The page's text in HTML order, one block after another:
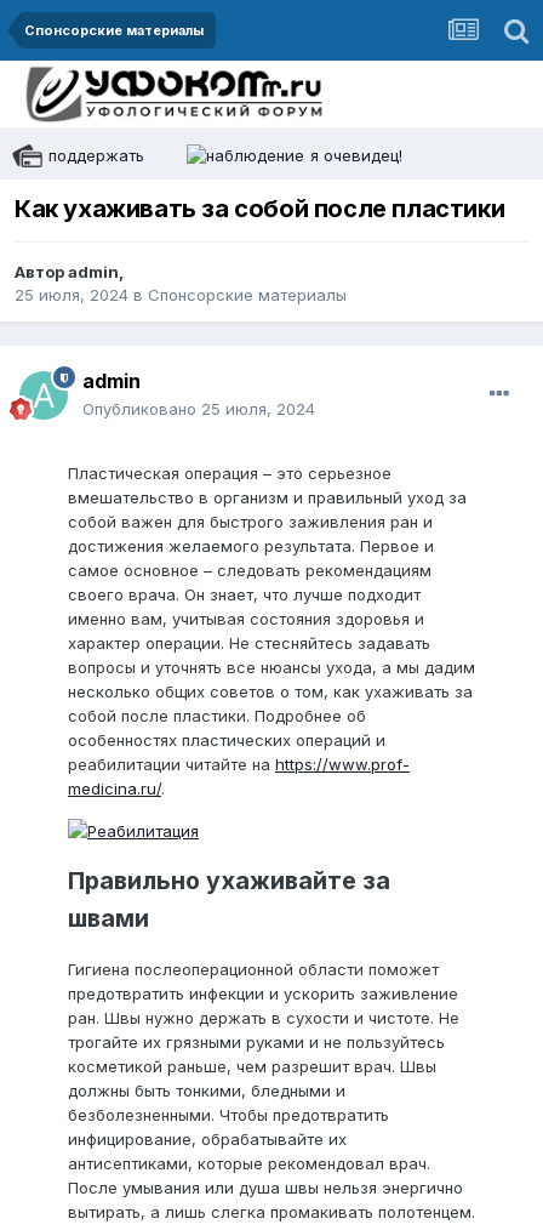
Спонсорские материалы
поддержать я очевидец!
Как ухаживать за собой после пластики
Авторadmin,
25 июля, 2024 в Спонсорские материалы
admin
Опубликовано 25 июля, 2024
Пластическая операция – это серьезное
вмешательство в организм и правильный уход за
собой важен для быстрого заживления ран и
достижения желаемого результата. Первое и
самое основное – следовать рекомендациям
своего врача. Он знает, что лучше подходит
именно вам, учитывая состояния здоровья и
характер операции. Не стесняйтесь задавать
вопросы и уточнять все нюансы ухода, а мы дадим
несколько общих советов о том, как ухаживать за
собой после пластики. Подробнее об
особенностях пластических операций и
реабилитации читайте на https://www.prof-
medicina.ru/.
Правильно ухаживайте за
швами
Гигиена послеоперационной области поможет
предотвратить инфекции и ускорить заживление
ран. Швы нужно держать в сухости и чистоте. Не
трогайте их грязными руками и не пользуйтесь
косметикой раньше, чем разрешит врач. Швы
должны быть тонкими, бледными и
безболезненными. Чтобы предотвратить
инфицирование, обрабатывайте их
антисептиками, которые рекомендовал врач.
После умывания или душа швы нельзя энергично
вытирать, а лишь слегка промакивать полотенцем.